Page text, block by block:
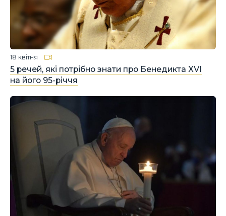
5 речей, які потрібно знати про Бенедикта XVI
на його 95-річчя
18 квітня